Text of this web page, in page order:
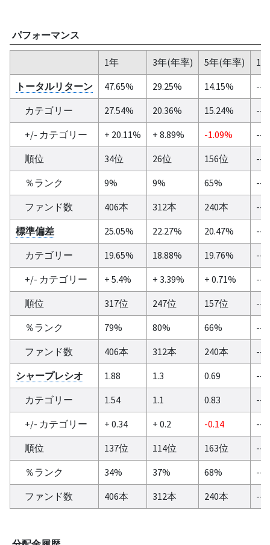
パフォーマンス
1年 3年(年率) 5年(年率)
10
トータルリターン
47.65% 29.25% 14.15%
--
カテゴリー
27.54% 20.36% 15.24%
--
+/- カテゴリー
+ 20.11% + 8.89% -1.09%
--
順位
34位 26位 156位
--
％ランク
9% 9% 65%
--
ファンド数
406本 312本 240本
--
標準偏差
25.05% 22.27% 20.47%
--
カテゴリー
19.65% 18.88% 19.76%
--
+/- カテゴリー
+ 5.4% + 3.39% + 0.71%
--
順位
317位 247位 157位
--
％ランク
79% 80% 66%
--
ファンド数
406本 312本 240本
--
シャープレシオ
1.88 1.3 0.69
--
カテゴリー
1.54 1.1 0.83
--
+/- カテゴリー
+ 0.34 + 0.2 -0.14
--
順位
137位 114位 163位
--
％ランク
34% 37% 68%
--
ファンド数
406本 312本 240本 --